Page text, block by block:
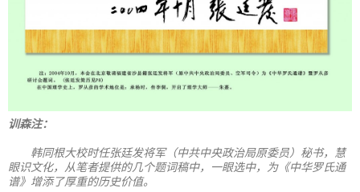
训森注：
韩同根大校时任张廷发将军（中共中央政治局原委员）秘书，慧
眼识文化，从笔者提供的几个题词稿中，一眼选中，为《中华罗氏通
谱》增添了厚重的历史价值。